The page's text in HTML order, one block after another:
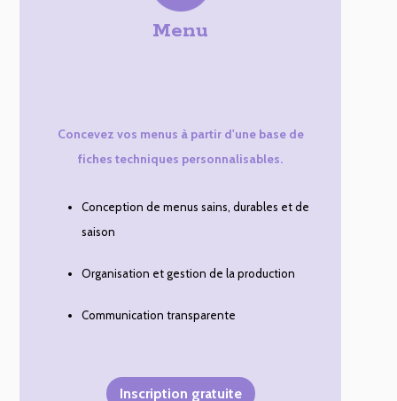
Menu
Concevez vos menus à partir d'une base de
fiches techniques personnalisables.
Conception de menus sains, durables et de
saison
Organisation et gestion de la production
Communication transparente
Inscription gratuite